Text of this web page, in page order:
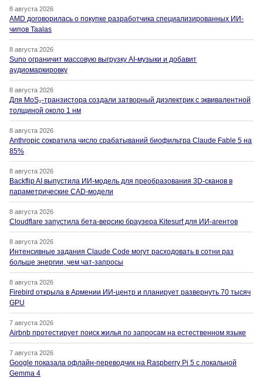
8 августа 2026
AMD договорилась о покупке разработчика специализированных ИИ-
чипов Taalas
8 августа 2026
Suno ограничит массовую выгрузку AI-музыки и добавит
аудиомаркировку
8 августа 2026
Для MoS₂-транзистора создали затворный диэлектрик с эквивалентной
толщиной около 1 нм
8 августа 2026
Anthropic сократила число срабатываний биофильтра Claude Fable 5 на
85%
8 августа 2026
Backflip AI выпустила ИИ-модель для преобразования 3D-сканов в
параметрические CAD-модели
8 августа 2026
Cloudflare запустила бета-версию браузера Kitesurf для ИИ-агентов
8 августа 2026
Интенсивные задания Claude Code могут расходовать в сотни раз
больше энергии, чем чат-запросы
8 августа 2026
Firebird открыла в Армении ИИ-центр и планирует развернуть 70 тысяч
GPU
7 августа 2026
Airbnb протестирует поиск жилья по запросам на естественном языке
7 августа 2026
Google показала офлайн-переводчик на Raspberry Pi 5 с локальной
Gemma 4